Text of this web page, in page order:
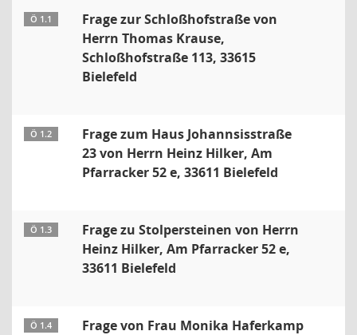
Ö 1.1
Frage zur Schloßhofstraße von
Herrn Thomas Krause,
Schloßhofstraße 113, 33615
Bielefeld
Ö 1.2
Frage zum Haus Johannsisstraße
23 von Herrn Heinz Hilker, Am
Pfarracker 52 e, 33611 Bielefeld
Ö 1.3
Frage zu Stolpersteinen von Herrn
Heinz Hilker, Am Pfarracker 52 e,
33611 Bielefeld
Ö 1.4
Frage von Frau Monika Haferkamp